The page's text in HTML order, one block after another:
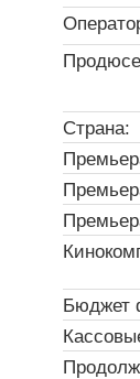
Страна:
Бюджет